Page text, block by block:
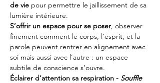
de vie pour permettre le jaillissement de sa
lumière intérieure.
S’offrir un espace pour se poser, observer
finement comment le corps, l’esprit, et la
parole peuvent rentrer en alignement avec
soi mais aussi avec l’autre : un espace
subtile de conscience s’ouvre.
Éclairer d’attention sa respiration - Souffle